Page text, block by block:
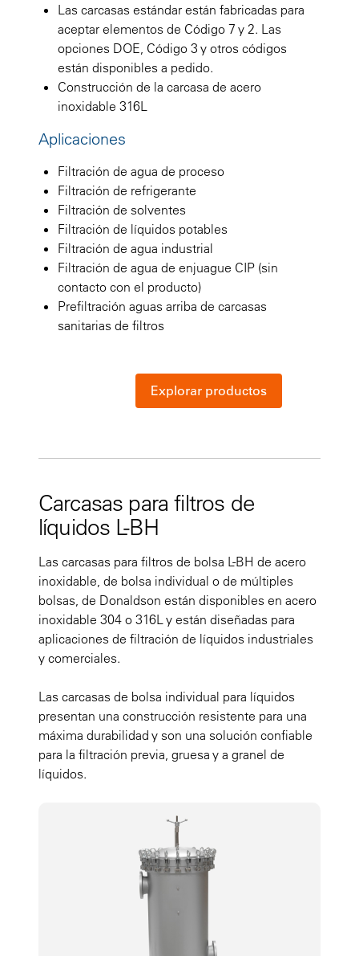
Las carcasas estándar están fabricadas para
aceptar elementos de Código 7 y 2. Las
opciones DOE, Código 3 y otros códigos
están disponibles a pedido.
Construcción de la carcasa de acero
inoxidable 316L
Aplicaciones
Filtración de agua de proceso
Filtración de refrigerante
Filtración de solventes
Filtración de líquidos potables
Filtración de agua industrial
Filtración de agua de enjuague CIP (sin
contacto con el producto)
Prefiltración aguas arriba de carcasas
sanitarias de filtros
Explorar productos
Carcasas para filtros de
líquidos L-BH
Las carcasas para filtros de bolsa L-BH de acero
inoxidable, de bolsa individual o de múltiples
bolsas, de Donaldson están disponibles en acero
inoxidable 304 o 316L y están diseñadas para
aplicaciones de filtración de líquidos industriales
y comerciales.
Las carcasas de bolsa individual para líquidos
presentan una construcción resistente para una
máxima durabilidad y son una solución confiable
para la filtración previa, gruesa y a granel de
líquidos.